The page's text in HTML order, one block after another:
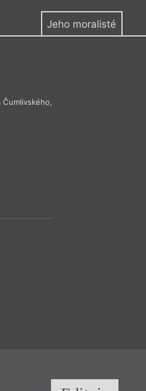
Jeho moralisté
Čumlivského,